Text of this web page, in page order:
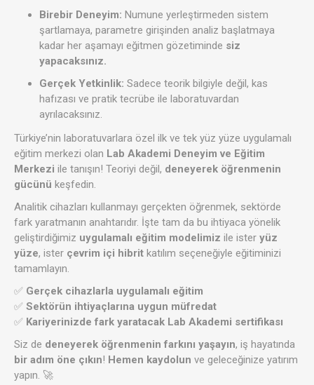
Birebir Deneyim: Numune yerleştirmeden sistem
şartlamaya, parametre girişinden analiz başlatmaya
kadar her aşamayı eğitmen gözetiminde siz
yapacaksınız.
Gerçek Yetkinlik: Sadece teorik bilgiyle değil, kas
hafızası ve pratik tecrübe ile laboratuvardan
ayrılacaksınız.
Türkiye’nin laboratuvarlara özel ilk ve tek yüz yüze uygulamalı
eğitim merkezi olan Lab Akademi Deneyim ve Eğitim
Merkezi ile tanışın! Teoriyi değil, deneyerek öğrenmenin
gücünü keşfedin.
Analitik cihazları kullanmayı gerçekten öğrenmek, sektörde
fark yaratmanın anahtarıdır. İşte tam da bu ihtiyaca yönelik
geliştirdiğimiz uygulamalı eğitim modelimiz ile ister yüz
yüze, ister çevrim içi hibrit katılım seçeneğiyle eğitiminizi
tamamlayın.
✅ Gerçek cihazlarla uygulamalı eğitim
✅ Sektörün ihtiyaçlarına uygun müfredat
✅ Kariyerinizde fark yaratacak Lab Akademi sertifikası
Siz de deneyerek öğrenmenin farkını yaşayın, iş hayatında
bir adım öne çıkın! Hemen kaydolun ve geleceğinize yatırım
yapın. 🚀